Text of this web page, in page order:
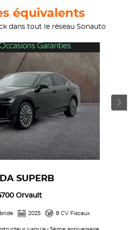
équivalents
dans tout le réseau Sonauto
SUPERB
Orvault
2025 8 CV Fiscaux